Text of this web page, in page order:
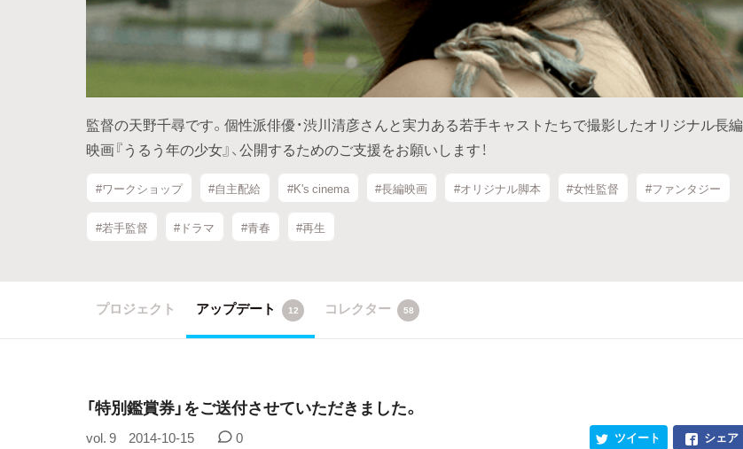
監督の天野千尋です。個性派俳優・渋川清彦さんと実力ある若手キャストたちで撮影したオリジナル長編
映画『うるう年の少女』、公開するためのご支援をお願いします！
#ワークショップ #自主配給 #K's cinema #長編映画 #オリジナル脚本 #女性監督 #ファンタジー
#若手監督 #ドラマ #青春 #再生
プロジェクト アップデート 12 コレクター 58
「特別鑑賞券」をご送付させていただきました。
vol. 9 2014-10-15 0 シェア
ツイート